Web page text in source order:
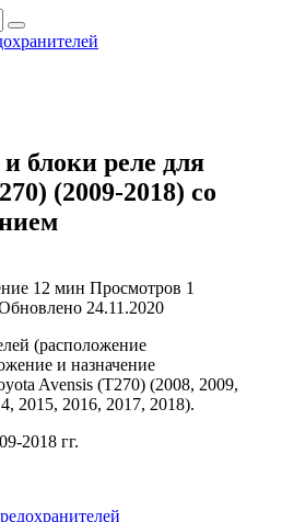
блоки реле для
(2009-2018) со
12 мин Просмотров 1
24.11.2020
(расположение
и назначение
Avensis (T270) (2008, 2009,
2015, 2016, 2017, 2018).